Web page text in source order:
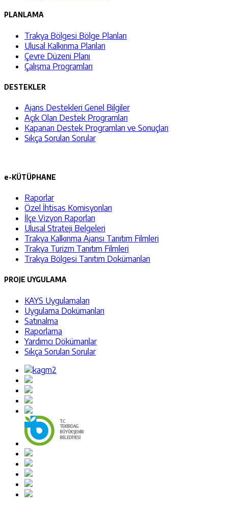
PLANLAMA
Trakya Bölgesi Bölge Planları
Ulusal Kalkınma Planları
Çevre Düzeni Planı
Çalışma Programları
DESTEKLER
Ajans Destekleri Genel Bilgiler
Açık Olan Destek Programları
Kapanan Destek Programları ve Sonuçları
Sıkça Sorulan Sorular
e-KÜTÜPHANE
Raporlar
Özel İhtisas Komisyonları
İlçe Vizyon Raporları
Ulusal Strateji Belgeleri
Trakya Kalkınma Ajansı Tanıtım Filmleri
Trakya Turizm Tanıtım Filmleri
Trakya Bölgesi Tanıtım Dokümanları
PROJE UYGULAMA
KAYS Uygulamaları
Uygulama Dokümanları
Satınalma
Raporlama
Yardımcı Dökümanlar
Sıkça Sorulan Sorular